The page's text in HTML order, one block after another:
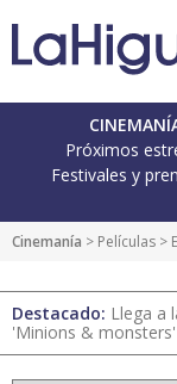
Próximos
Festivales y
Cinemanía > Películas >
Destacado: Llega a
'Minions & monsters'